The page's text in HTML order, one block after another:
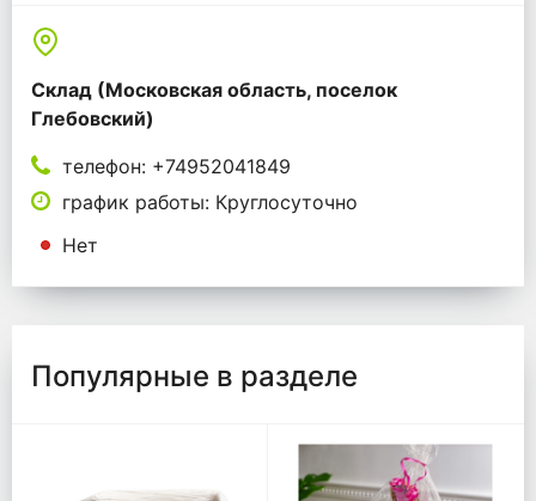
Склад (Московская область, поселок
Глебовский)
телефон: +74952041849
график работы: Круглосуточно
Нет
Популярные в разделе